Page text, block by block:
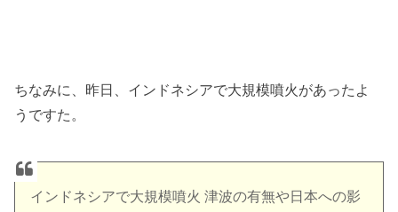
ちなみに、昨日、インドネシアで大規模噴火があったよ
うですた。
インドネシアで大規模噴火 津波の有無や日本への影